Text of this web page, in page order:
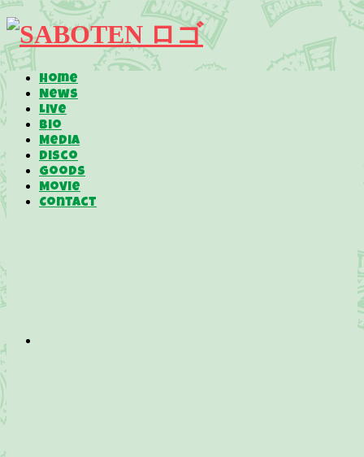
Home
News
Live
Bio
Media
Disco
Goods
Movie
Contact